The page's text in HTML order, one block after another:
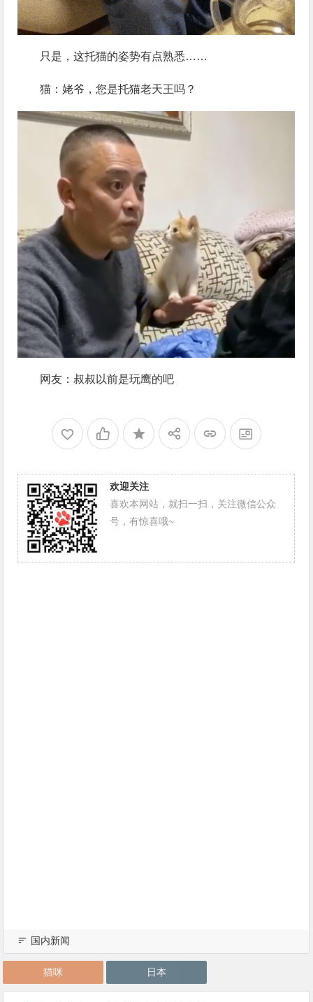
只是，这托猫的姿势有点熟悉……
猫：姥爷，您是托猫老天王吗？
网友：叔叔以前是玩鹰的吧
欢迎关注
喜欢本网站，就扫一扫，关注微信公众
号，有惊喜哦~
国内新闻
猫咪 日本